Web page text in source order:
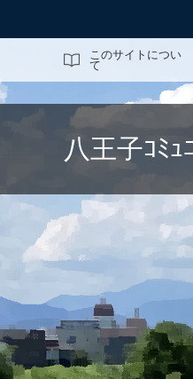
このサイトについ
て
八王子ｺﾐ